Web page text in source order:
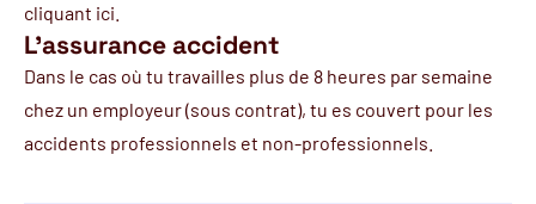
cliquant ici
L'assurance accident
Dans le cas où tu travailles plus de 8 heures par semaine
chez un employeur (sous contrat), tu es couvert pour les
accidents professionnels et non-professionnels.